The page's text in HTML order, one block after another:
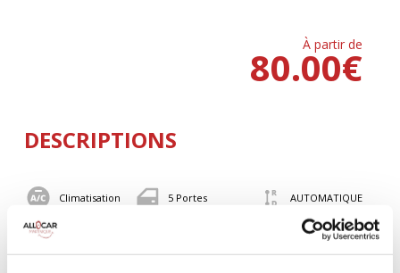
À partir de
€
80.00
DESCRIPTIONS
Climatisation 5 Portes AUTOMATIQUE
BLUETOOTH
CV